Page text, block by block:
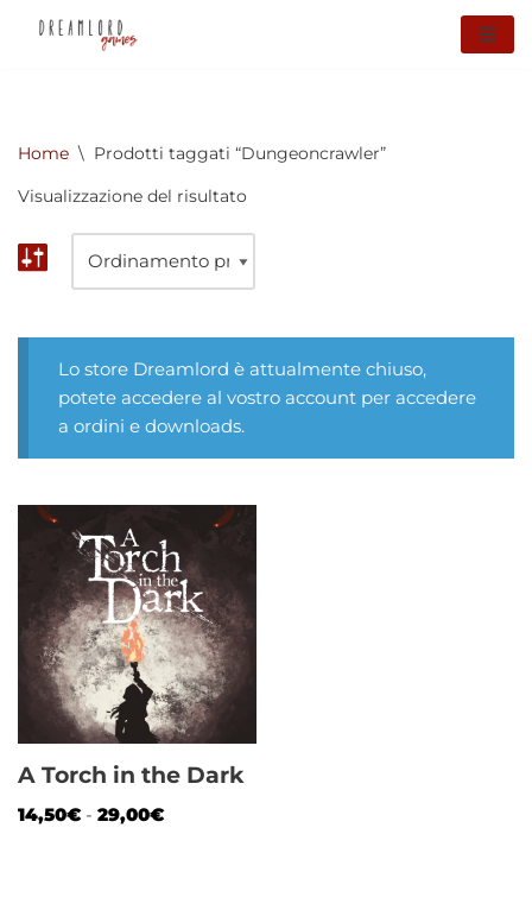
Home \ Prodotti taggati “Dungeoncrawler”
Visualizzazione del risultato
Lo store Dreamlord è attualmente chiuso,
potete accedere al vostro account per accedere
a ordini e downloads.
A Torch in the Dark
14,50€ - 29,00€